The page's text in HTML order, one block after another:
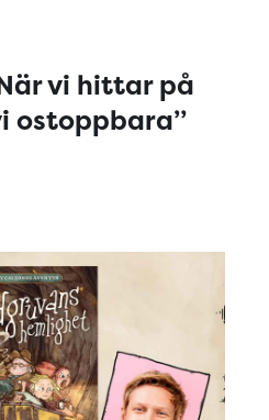
vi hittar på
ostoppbara”